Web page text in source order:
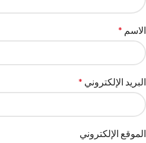
الاسم *
البريد الإلكتروني *
الموقع الإلكتروني